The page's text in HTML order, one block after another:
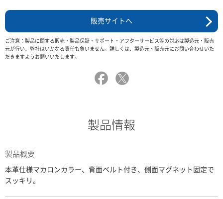
販売サイトへ
ご注意：製品に関する販売・製品保証・サポート・アフターサービス等の対応は製造元・販売
元が行い、弊社はいかなる責任も負いません。詳しくは、製造元・販売元にお問い合わせいた
だきますようお願いいたします。
製品情報
製品概要
本革仕様マカロンカラー、背面ベルト付き、側面マグネット固定で
スッキリ。